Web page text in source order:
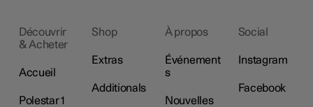
Découvrir
& Acheter
Accueil
Polestar 1
Shop
Extras
Additionals
À propos
Événement
s
Nouvelles
Social
Instagram
Facebook